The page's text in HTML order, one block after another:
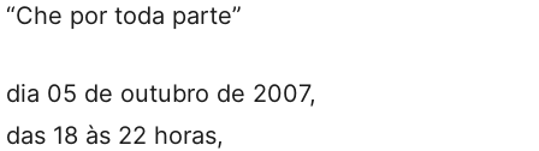
“Che por toda parte”
dia 05 de outubro de 2007,
das 18 às 22 horas,